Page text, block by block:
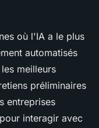
où l'IA a le plus
automatisés
meilleurs
préliminaires
entreprises
interagir avec